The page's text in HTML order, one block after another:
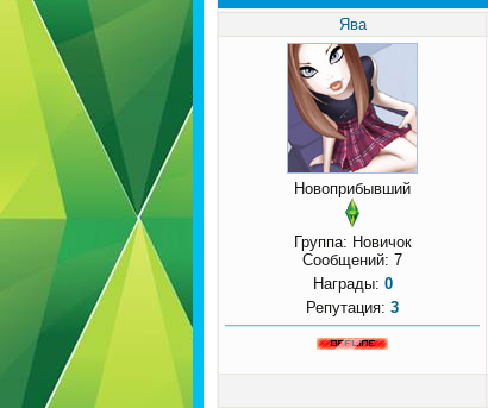
Ява
Новоприбывший
Группа: Новичок
Сообщений: 7
Награды: 0
Репутация: 3